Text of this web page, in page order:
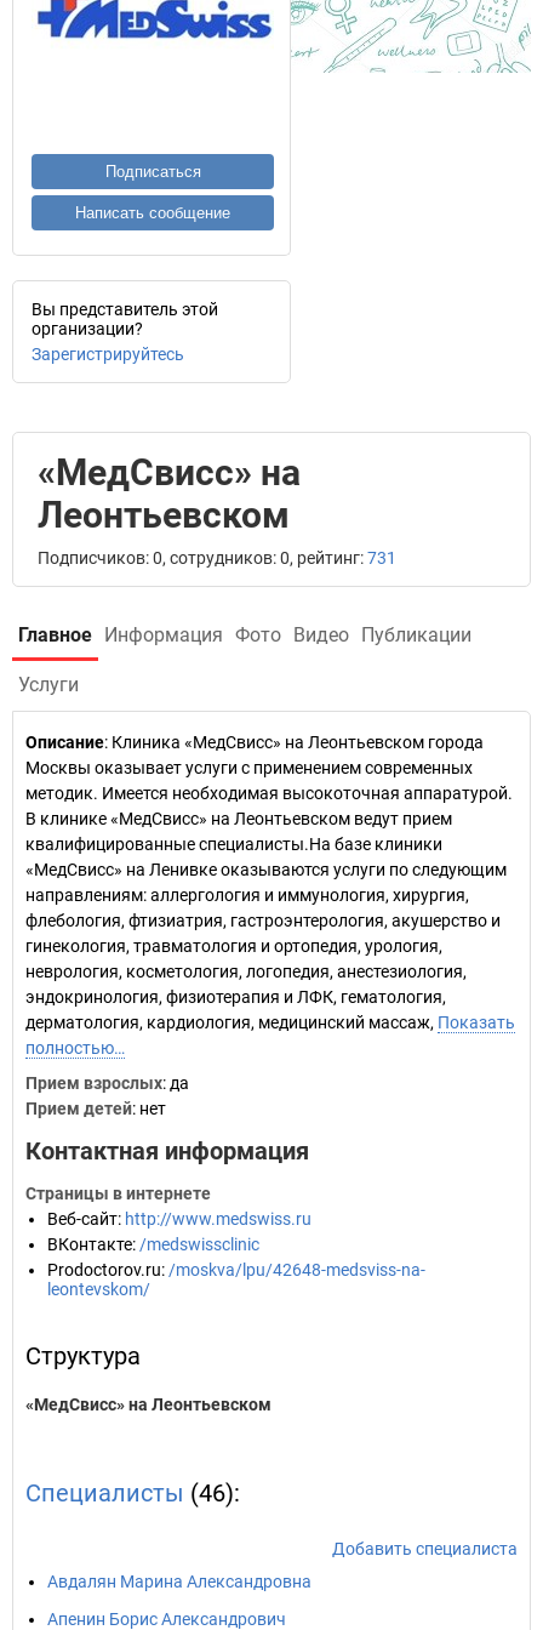
Подписаться
Написать сообщение
Вы представитель этой
организации?
Зарегистрируйтесь
«МедСвисс» на
Леонтьевском
Подписчиков: 0, сотрудников: 0, рейтинг:731
Главное Информация Фото Видео Публикации
Услуги
Описание: Клиника «МедСвисс» на Леонтьевском города
Москвы оказывает услуги с применением современных
методик. Имеется необходимая высокоточная аппаратурой.
В клинике «МедСвисс» на Леонтьевском ведут прием
квалифицированные специалисты.На базе клиники
«МедСвисс» на Ленивке оказываются услуги по следующим
направлениям: аллергология и иммунология, хирургия,
флебология, фтизиатрия, гастроэнтерология, акушерство и
гинекология, травматология и ортопедия, урология,
неврология, косметология, логопедия, анестезиология,
эндокринология, физиотерапия и ЛФК, гематология,
дерматология, кардиология, медицинский массаж, Показать
полностью…
Прием взрослых: да
Прием детей: нет
Контактная информация
Страницы в интернете
Веб-сайт: http://www.medswiss.ru
ВКонтакте: /medswissclinic
Prodoctorov.ru: /moskva/lpu/42648-medsviss-na-
leontevskom/
Структура
«МедСвисс» на Леонтьевском
Специалисты (46):
Добавить специалиста
Авдалян Марина Александровна
Апенин Борис Александрович